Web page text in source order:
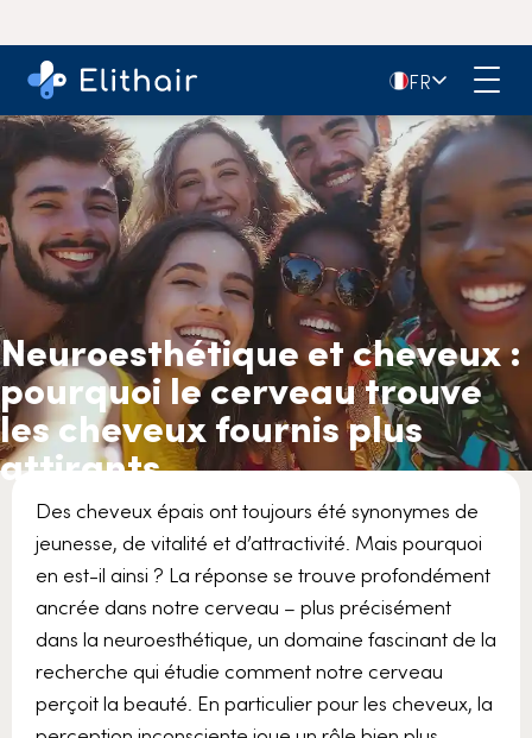
🇫🇷FR
Neuroesthétique et cheveux :
pourquoi le cerveau trouve
les cheveux fournis plus
attirants
Des cheveux épais ont toujours été synonymes de
jeunesse, de vitalité et d’attractivité. Mais pourquoi
en est-il ainsi ? La réponse se trouve profondément
ancrée dans notre cerveau – plus précisément
dans la neuroesthétique, un domaine fascinant de la
recherche qui étudie comment notre cerveau
perçoit la beauté. En particulier pour les cheveux, la